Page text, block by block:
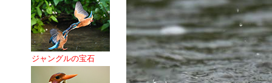
ジャングルの宝石